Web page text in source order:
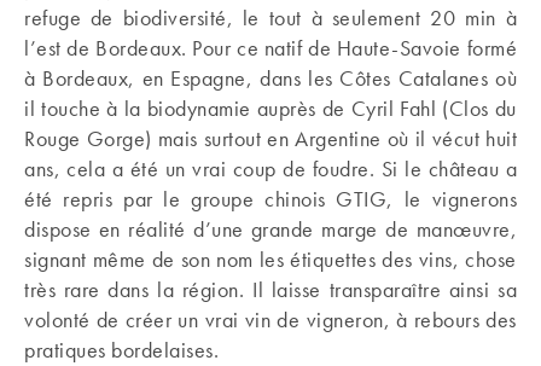
refuge de biodiversité, le tout à seulement 20 min à
l’est de Bordeaux. Pour ce natif de Haute-Savoie formé
à Bordeaux, en Espagne, dans les Côtes Catalanes où
il touche à la biodynamie auprès de Cyril Fahl (Clos du
Rouge Gorge) mais surtout en Argentine où il vécut huit
ans, cela a été un vrai coup de foudre. Si le château a
été repris par le groupe chinois GTIG, le vignerons
dispose en réalité d’une grande marge de manœuvre,
signant même de son nom les étiquettes des vins, chose
très rare dans la région. Il laisse transparaître ainsi sa
volonté de créer un vrai vin de vigneron, à rebours des
pratiques bordelaises.